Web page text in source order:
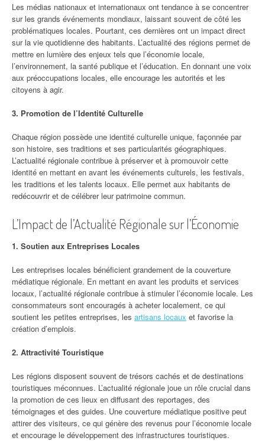
Les médias nationaux et internationaux ont tendance à se concentrer
sur les grands événements mondiaux, laissant souvent de côté les
problématiques locales. Pourtant, ces dernières ont un impact direct
sur la vie quotidienne des habitants. L’actualité des régions permet de
mettre en lumière des enjeux tels que l’économie locale,
l’environnement, la santé publique et l’éducation. En donnant une voix
aux préoccupations locales, elle encourage les autorités et les
citoyens à agir.
3. Promotion de l’Identité Culturelle
Chaque région possède une identité culturelle unique, façonnée par
son histoire, ses traditions et ses particularités géographiques.
L’actualité régionale contribue à préserver et à promouvoir cette
identité en mettant en avant les événements culturels, les festivals,
les traditions et les talents locaux. Elle permet aux habitants de
redécouvrir et de célébrer leur patrimoine commun.
L’Impact de l’Actualité Régionale sur l’Économie
1. Soutien aux Entreprises Locales
Les entreprises locales bénéficient grandement de la couverture
médiatique régionale. En mettant en avant les produits et services
locaux, l’actualité régionale contribue à stimuler l’économie locale. Les
consommateurs sont encouragés à acheter localement, ce qui
soutient les petites entreprises, les artisans locaux et favorise la
création d’emplois.
2. Attractivité Touristique
Les régions disposent souvent de trésors cachés et de destinations
touristiques méconnues. L’actualité régionale joue un rôle crucial dans
la promotion de ces lieux en diffusant des reportages, des
témoignages et des guides. Une couverture médiatique positive peut
attirer des visiteurs, ce qui génère des revenus pour l’économie locale
et encourage le développement des infrastructures touristiques.